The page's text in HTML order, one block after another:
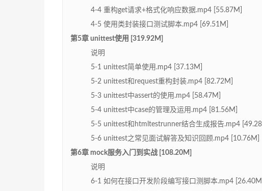
4-4 重构get请求+格式化响应数据.mp4 [55.87M]
4-5 使用类封装接口测试脚本.mp4 [69.51M]
第5章 unittest使用 [319.92M]
说明
5-1 unittest简单使用.mp4 [37.13M]
5-2 unittest和request重构封装.mp4 [82.72M]
5-3 unittest中assert的使用.mp4 [58.47M]
5-4 unittest中case的管理及运用.mp4 [81.56M]
5-5 unittest和htmltestrunner结合生成报告.mp4
5-6 unittest之常见面试解答及知识回顾.mp4 [10.76M]
第6章 mock服务入门到实战 [108.20M]
说明
6-1 如何在接口开发阶段编写接口测脚本.mp4 [26.40M]